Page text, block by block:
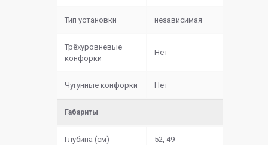
Тип установки независимая
Трёхуровневые
конфорки
Нет
Чугунные конфорки Нет
Габариты
Глубина (см) 52, 49